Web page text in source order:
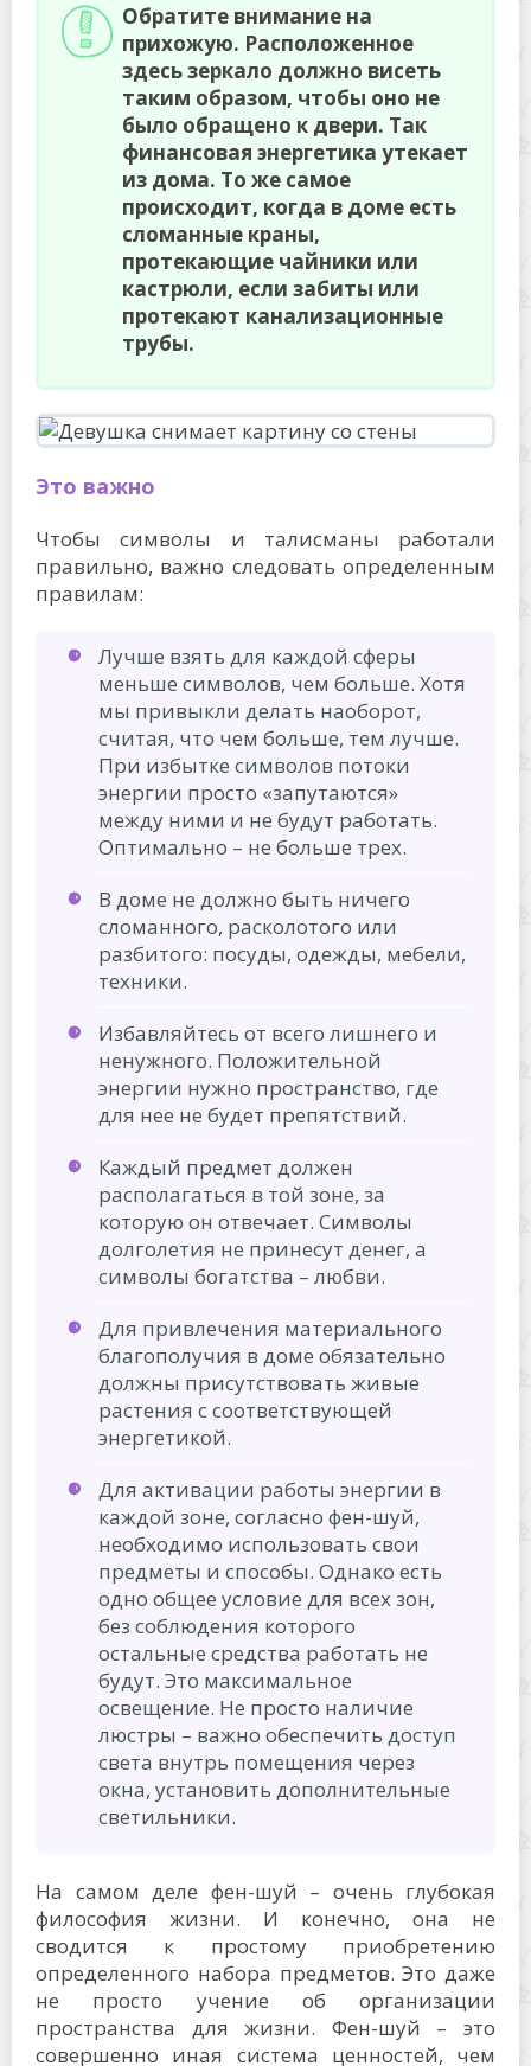
Обратите внимание на
прихожую. Расположенное
здесь зеркало должно висеть
таким образом, чтобы оно не
было обращено к двери. Так
финансовая энергетика утекает
из дома. То же самое
происходит, когда в доме есть
сломанные краны,
протекающие чайники или
кастрюли, если забиты или
протекают канализационные
трубы.
Это важно
Чтобы символы и талисманы работали
правильно, важно следовать определенным
правилам:
Лучше взять для каждой сферы
меньше символов, чем больше. Хотя
мы привыкли делать наоборот,
считая, что чем больше, тем лучше.
При избытке символов потоки
энергии просто «запутаются»
между ними и не будут работать.
Оптимально – не больше трех.
В доме не должно быть ничего
сломанного, расколотого или
разбитого: посуды, одежды, мебели,
техники.
Избавляйтесь от всего лишнего и
ненужного. Положительной
энергии нужно пространство, где
для нее не будет препятствий.
Каждый предмет должен
располагаться в той зоне, за
которую он отвечает. Символы
долголетия не принесут денег, а
символы богатства – любви.
Для привлечения материального
благополучия в доме обязательно
должны присутствовать живые
растения с соответствующей
энергетикой.
Для активации работы энергии в
каждой зоне, согласно фен-шуй,
необходимо использовать свои
предметы и способы. Однако есть
одно общее условие для всех зон,
без соблюдения которого
остальные средства работать не
будут. Это максимальное
освещение. Не просто наличие
люстры – важно обеспечить доступ
света внутрь помещения через
окна, установить дополнительные
светильники.
На самом деле фен-шуй – очень глубокая
философия жизни. И конечно, она не
сводится к простому приобретению
определенного набора предметов. Это даже
не просто учение об организации
пространства для жизни. Фен-шуй – это
совершенно иная система ценностей, чем